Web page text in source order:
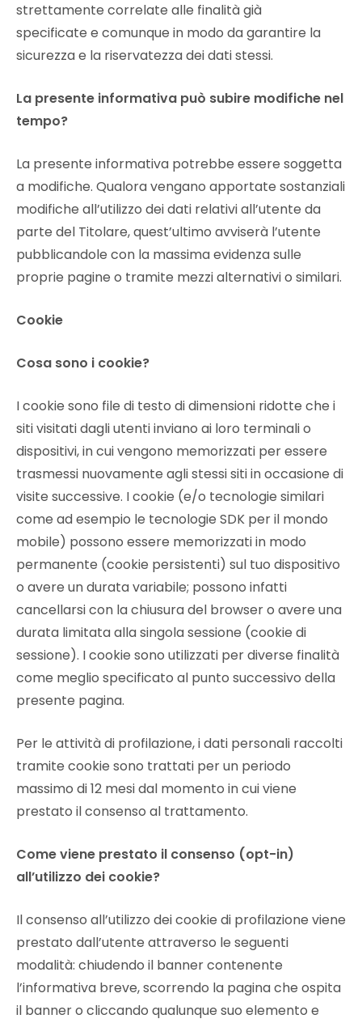
strettamente correlate alle finalità già
specificate e comunque in modo da garantire la
sicurezza e la riservatezza dei dati stessi.
La presente informativa può subire modifiche nel
tempo?
La presente informativa potrebbe essere soggetta
a modifiche. Qualora vengano apportate sostanziali
modifiche all’utilizzo dei dati relativi all’utente da
parte del Titolare, quest’ultimo avviserà l’utente
pubblicandole con la massima evidenza sulle
proprie pagine o tramite mezzi alternativi o similari.
Cookie
Cosa sono i cookie?
I cookie sono file di testo di dimensioni ridotte che i
siti visitati dagli utenti inviano ai loro terminali o
dispositivi, in cui vengono memorizzati per essere
trasmessi nuovamente agli stessi siti in occasione di
visite successive. I cookie (e/o tecnologie similari
come ad esempio le tecnologie SDK per il mondo
mobile) possono essere memorizzati in modo
permanente (cookie persistenti) sul tuo dispositivo
o avere un durata variabile; possono infatti
cancellarsi con la chiusura del browser o avere una
durata limitata alla singola sessione (cookie di
sessione). I cookie sono utilizzati per diverse finalità
come meglio specificato al punto successivo della
presente pagina.
Per le attività di profilazione, i dati personali raccolti
tramite cookie sono trattati per un periodo
massimo di 12 mesi dal momento in cui viene
prestato il consenso al trattamento.
Come viene prestato il consenso (opt-in)
all’utilizzo dei cookie?
Il consenso all’utilizzo dei cookie di profilazione viene
prestato dall’utente attraverso le seguenti
modalità: chiudendo il banner contenente
l’informativa breve, scorrendo la pagina che ospita
il banner o cliccando qualunque suo elemento e